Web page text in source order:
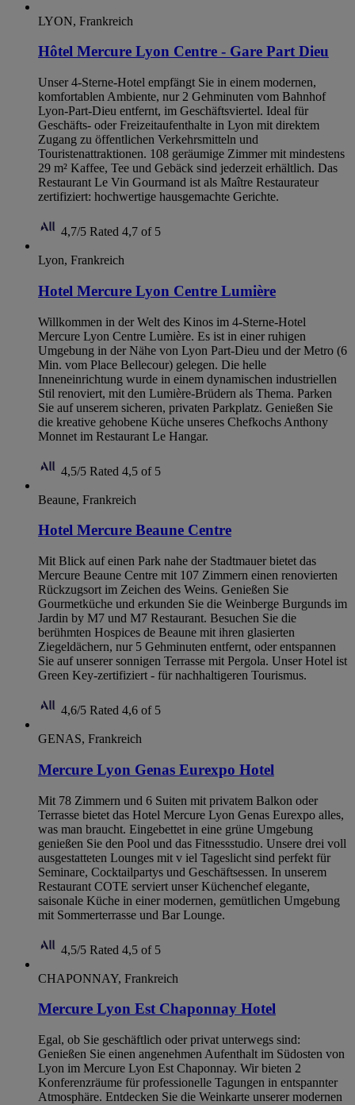
LYON, Frankreich
Hôtel Mercure Lyon Centre - Gare Part Dieu
Unser 4-Sterne-Hotel empfängt Sie in einem modernen,
komfortablen Ambiente, nur 2 Gehminuten vom Bahnhof
Lyon-Part-Dieu entfernt, im Geschäftsviertel. Ideal für
Geschäfts- oder Freizeitaufenthalte in Lyon mit direktem
Zugang zu öffentlichen Verkehrsmitteln und
Touristenattraktionen. 108 geräumige Zimmer mit mindestens
29 m² Kaffee, Tee und Gebäck sind jederzeit erhältlich. Das
Restaurant Le Vin Gourmand ist als Maître Restaurateur
zertifiziert: hochwertige hausgemachte Gerichte.
4,7/5 Rated 4,7 of 5
Lyon, Frankreich
Hotel Mercure Lyon Centre Lumière
Willkommen in der Welt des Kinos im 4-Sterne-Hotel
Mercure Lyon Centre Lumière. Es ist in einer ruhigen
Umgebung in der Nähe von Lyon Part-Dieu und der Metro (6
Min. vom Place Bellecour) gelegen. Die helle
Inneneinrichtung wurde in einem dynamischen industriellen
Stil renoviert, mit den Lumière-Brüdern als Thema. Parken
Sie auf unserem sicheren, privaten Parkplatz. Genießen Sie
die kreative gehobene Küche unseres Chefkochs Anthony
Monnet im Restaurant Le Hangar.
4,5/5 Rated 4,5 of 5
Beaune, Frankreich
Hotel Mercure Beaune Centre
Mit Blick auf einen Park nahe der Stadtmauer bietet das
Mercure Beaune Centre mit 107 Zimmern einen renovierten
Rückzugsort im Zeichen des Weins. Genießen Sie
Gourmetküche und erkunden Sie die Weinberge Burgunds im
Jardin by M7 und M7 Restaurant. Besuchen Sie die
berühmten Hospices de Beaune mit ihren glasierten
Ziegeldächern, nur 5 Gehminuten entfernt, oder entspannen
Sie auf unserer sonnigen Terrasse mit Pergola. Unser Hotel ist
Green Key-zertifiziert - für nachhaltigeren Tourismus.
4,6/5 Rated 4,6 of 5
GENAS, Frankreich
Mercure Lyon Genas Eurexpo Hotel
Mit 78 Zimmern und 6 Suiten mit privatem Balkon oder
Terrasse bietet das Hotel Mercure Lyon Genas Eurexpo alles,
was man braucht. Eingebettet in eine grüne Umgebung
genießen Sie den Pool und das Fitnessstudio. Unsere drei voll
ausgestatteten Lounges mit v iel Tageslicht sind perfekt für
Seminare, Cocktailpartys und Geschäftsessen. In unserem
Restaurant COTE serviert unser Küchenchef elegante,
saisonale Küche in einer modernen, gemütlichen Umgebung
mit Sommerterrasse und Bar Lounge.
4,5/5 Rated 4,5 of 5
CHAPONNAY, Frankreich
Mercure Lyon Est Chaponnay Hotel
Egal, ob Sie geschäftlich oder privat unterwegs sind:
Genießen Sie einen angenehmen Aufenthalt im Südosten von
Lyon im Mercure Lyon Est Chaponnay. Wir bieten 2
Konferenzräume für professionelle Tagungen in entspannter
Atmosphäre. Entdecken Sie die Weinkarte unserer modernen